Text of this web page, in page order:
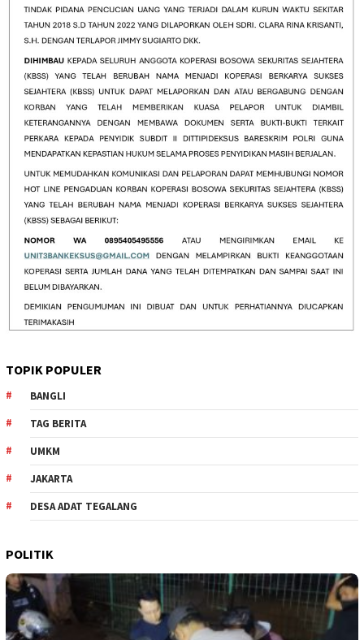
TOPIK POPULER
BANGLI
TAG BERITA
UMKM
JAKARTA
DESA ADAT TEGALANG
POLITIK